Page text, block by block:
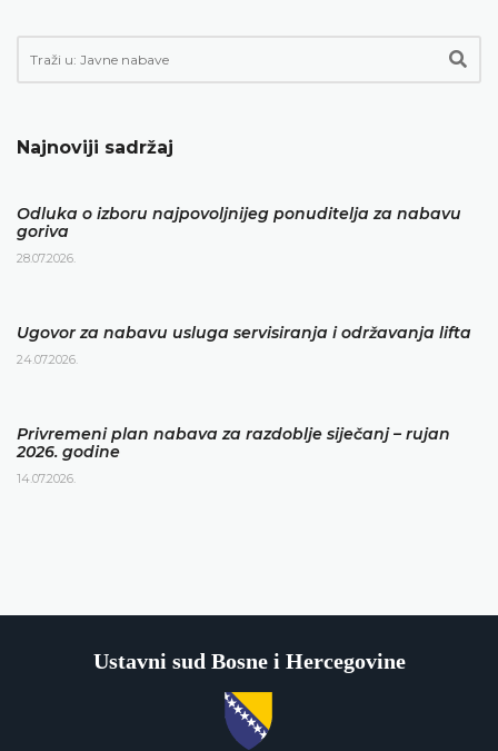
Najnoviji sadržaj
Odluka o izboru najpovoljnijeg ponuditelja za nabavu
goriva
28.07.2026.
Ugovor za nabavu usluga servisiranja i održavanja lifta
24.07.2026.
Privremeni plan nabava za razdoblje siječanj – rujan
2026. godine
14.07.2026.
Ustavni sud Bosne i Hercegovine